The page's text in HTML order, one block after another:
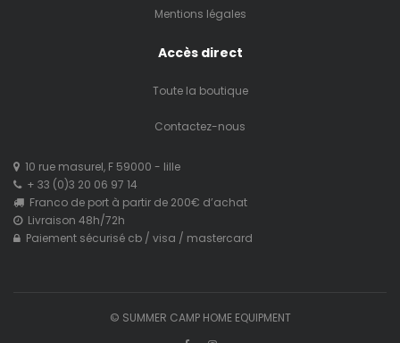
Mentions légales
Accès direct
Toute la boutique
Contactez-nous
10 rue masurel, F 59000 - lille
+ 33 (0)3 20 06 97 14
Franco de port à partir de 200€ d’achat
Livraison 48h/72h
Paiement sécurisé cb / visa / mastercard
© SUMMER CAMP HOME EQUIPMENT